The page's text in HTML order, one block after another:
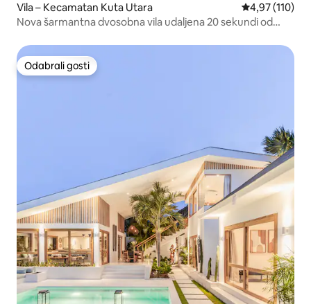
Vila – Kecamatan Kuta Utara Prosječna
4,97 (110)
Nova šarmantna dvosobna vila udaljena 20 sekundi od
Odabrali gosti
Odabrali gosti